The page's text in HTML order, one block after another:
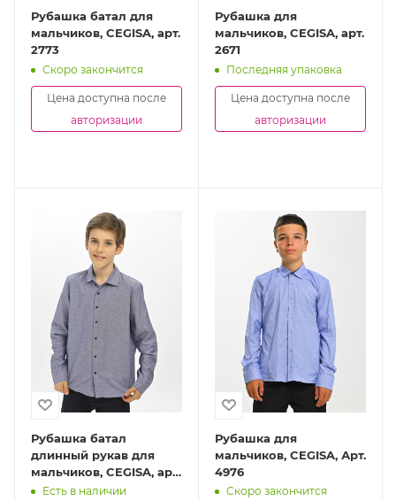
Рубашка батал для
мальчиков, CEGISA, арт.
2773
Скоро закончится
Цена доступна после
авторизации
Рубашка для
мальчиков, CEGISA, арт.
2671
Последняя упаковка
Цена доступна после
авторизации
Рубашка батал
длинный рукав для
мальчиков, CEGISA, арт.
4026
Есть в наличии
Рубашка для
мальчиков, CEGISA, Арт.
4976
Скоро закончится